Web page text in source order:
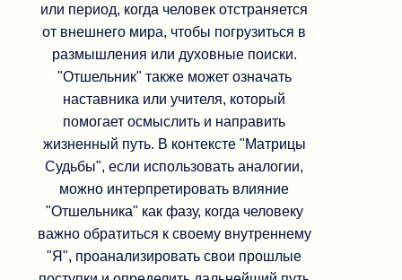
или период, когда человек отстраняется
от внешнего мира, чтобы погрузиться в
размышления или духовные поиски.
"Отшельник" также может означать
наставника или учителя, который
помогает осмыслить и направить
жизненный путь. В контексте "Матрицы
Судьбы", если использовать аналогии,
можно интерпретировать влияние
"Отшельника" как фазу, когда человеку
важно обратиться к своему внутреннему
"Я", проанализировать свои прошлые